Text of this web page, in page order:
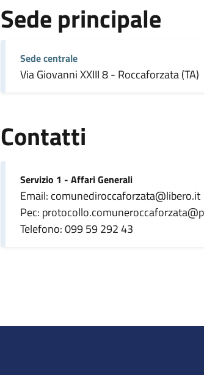
Sede principale
Sede centrale
Via Giovanni XXIII 8 - Roccaforzata (TA)
Contatti
Servizio 1 - Affari Generali
Email: comunediroccaforzata@libero.it
Pec:
Telefono: 099 59 292 43